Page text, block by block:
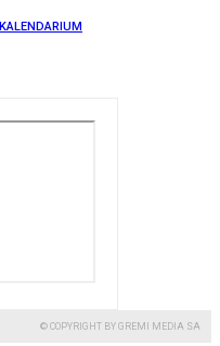
KALENDARIUM
© COPYRIGHT BY GREMI MEDIA SA